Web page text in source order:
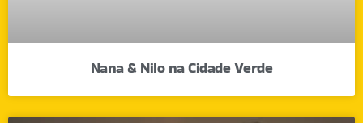
Nana & Nilo na Cidade Verde